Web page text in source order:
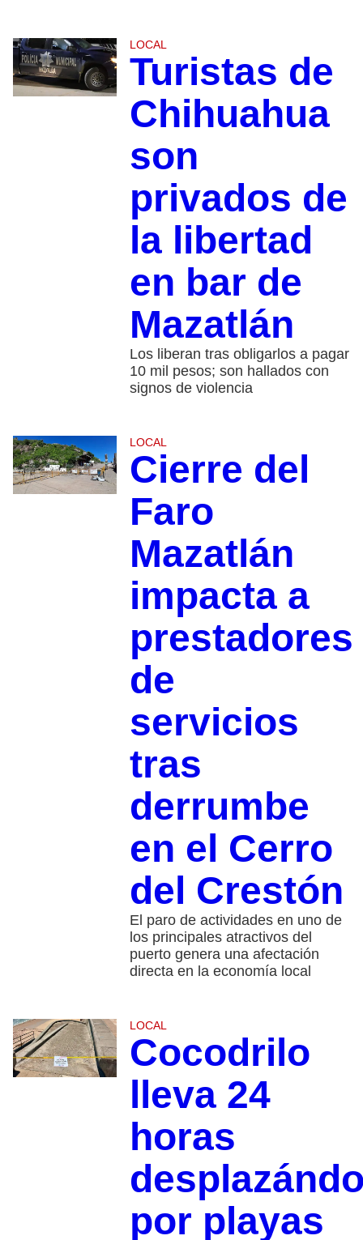
LOCAL
Turistas de
Chihuahua
son
privados de
la libertad
en bar de
Mazatlán
Los liberan tras obligarlos a pagar
10 mil pesos; son hallados con
signos de violencia
LOCAL
Cierre del
Faro
Mazatlán
impacta a
prestadores
de
servicios
tras
derrumbe
en el Cerro
del Crestón
El paro de actividades en uno de
los principales atractivos del
puerto genera una afectación
directa en la economía local
LOCAL
Cocodrilo
lleva 24
horas
por playas